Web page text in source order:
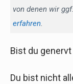
von denen wir
erfahren.
Bist du
Du bist nicht